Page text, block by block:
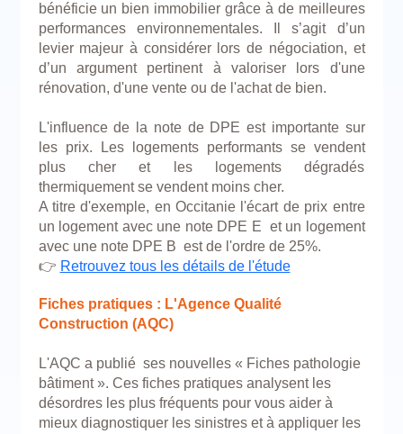
bénéficie un bien immobilier grâce à de meilleures
performances environnementales. Il s’agit d’un
levier majeur à considérer lors de négociation, et
d’un argument pertinent à valoriser lors d'une
rénovation, d'une vente ou de l'achat de bien.
L'influence de la note de DPE est importante sur
les prix. Les logements performants se vendent
plus cher et les logements dégradés
thermiquement se vendent moins cher.
A titre d'exemple, en Occitanie l'écart de prix entre
un logement avec une note DPE E et un logement
avec une note DPE B est de l'ordre de 25%.
👉 Retrouvez tous les détails de l'étude
Fiches pratiques : L'Agence Qualité
Construction (AQC)
L'AQC a publié ses nouvelles « Fiches pathologie
bâtiment ». Ces fiches pratiques analysent les
désordres les plus fréquents pour vous aider à
mieux diagnostiquer les sinistres et à appliquer les